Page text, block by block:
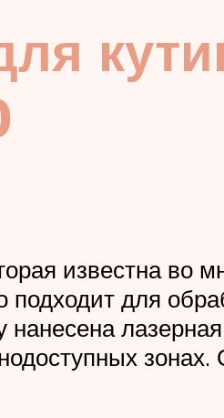
известна во
для
нанесена